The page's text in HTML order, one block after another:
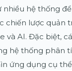
hệ thống
chiến lược quản
và AI. Đặc biệt,
hệ thống phân
ứng dụng cụ